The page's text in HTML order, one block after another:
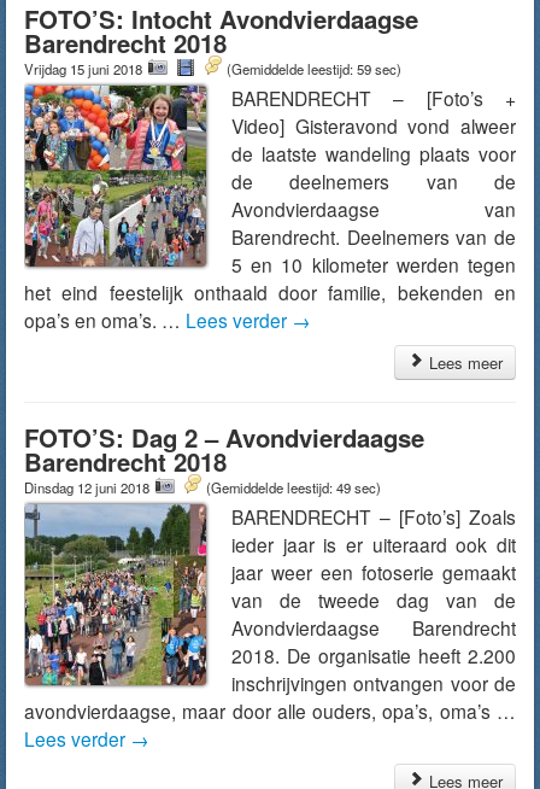
FOTO’S: Intocht Avondvierdaagse
Barendrecht 2018
Vrijdag 15 juni 2018 (Gemiddelde leestijd: 59 sec)
BARENDRECHT – [Foto’s +
Video] Gisteravond vond alweer
de laatste wandeling plaats voor
de deelnemers van de
Avondvierdaagse van
Barendrecht. Deelnemers van de
5 en 10 kilometer werden tegen
het eind feestelijk onthaald door familie, bekenden en
opa’s en oma’s. … Lees verder →
Lees meer
FOTO’S: Dag 2 – Avondvierdaagse
Barendrecht 2018
Dinsdag 12 juni 2018 (Gemiddelde leestijd: 49 sec)
BARENDRECHT – [Foto’s] Zoals
ieder jaar is er uiteraard ook dit
jaar weer een fotoserie gemaakt
van de tweede dag van de
Avondvierdaagse Barendrecht
2018. De organisatie heeft 2.200
inschrijvingen ontvangen voor de
avondvierdaagse, maar door alle ouders, opa’s, oma’s …
Lees verder →
Lees meer